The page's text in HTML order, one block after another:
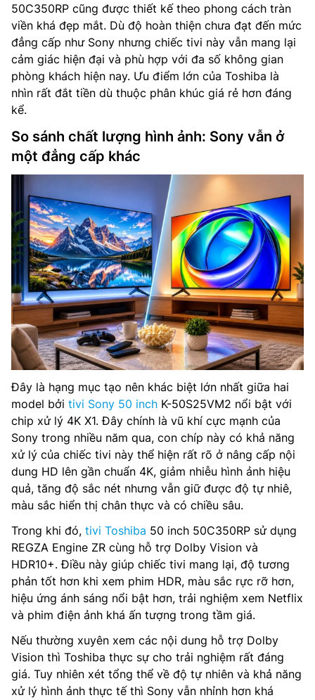
50C350RP cũng được thiết kế theo phong cách tràn
viền khá đẹp mắt. Dù độ hoàn thiện chưa đạt đến mức
đẳng cấp như Sony nhưng chiếc tivi này vẫn mang lại
cảm giác hiện đại và phù hợp với đa số không gian
phòng khách hiện nay. Ưu điểm lớn của Toshiba là
nhìn rất đắt tiền dù thuộc phân khúc giá rẻ hơn đáng
kể.
So sánh chất lượng hình ảnh: Sony vẫn ở
một đẳng cấp khác
Đây là hạng mục tạo nên khác biệt lớn nhất giữa hai
model bởi tivi Sony 50 inch K-50S25VM2 nổi bật với
chip xử lý 4K X1. Đây chính là vũ khí cực mạnh của
Sony trong nhiều năm qua, con chíp này có khả năng
xử lý của chiếc tivi này thể hiện rất rõ ở nâng cấp nội
dung HD lên gần chuẩn 4K, giảm nhiễu hình ảnh hiệu
quả, tăng độ sắc nét nhưng vẫn giữ được độ tự nhiê,
màu sắc hiển thị chân thực và có chiều sâu.
Trong khi đó, tivi Toshiba 50 inch 50C350RP sử dụng
REGZA Engine ZR cùng hỗ trợ Dolby Vision và
HDR10+. Điều này giúp chiếc tivi mang lại, độ tương
phản tốt hơn khi xem phim HDR, màu sắc rực rỡ hơn,
hiệu ứng ánh sáng nổi bật hơn, trải nghiệm xem Netflix
và phim điện ảnh khá ấn tượng trong tầm giá.
Nếu thường xuyên xem các nội dung hỗ trợ Dolby
Vision thì Toshiba thực sự cho trải nghiệm rất đáng
giá. Tuy nhiên xét tổng thể về độ tự nhiên và khả năng
xử lý hình ảnh thực tế thì Sony vẫn nhỉnh hơn khá